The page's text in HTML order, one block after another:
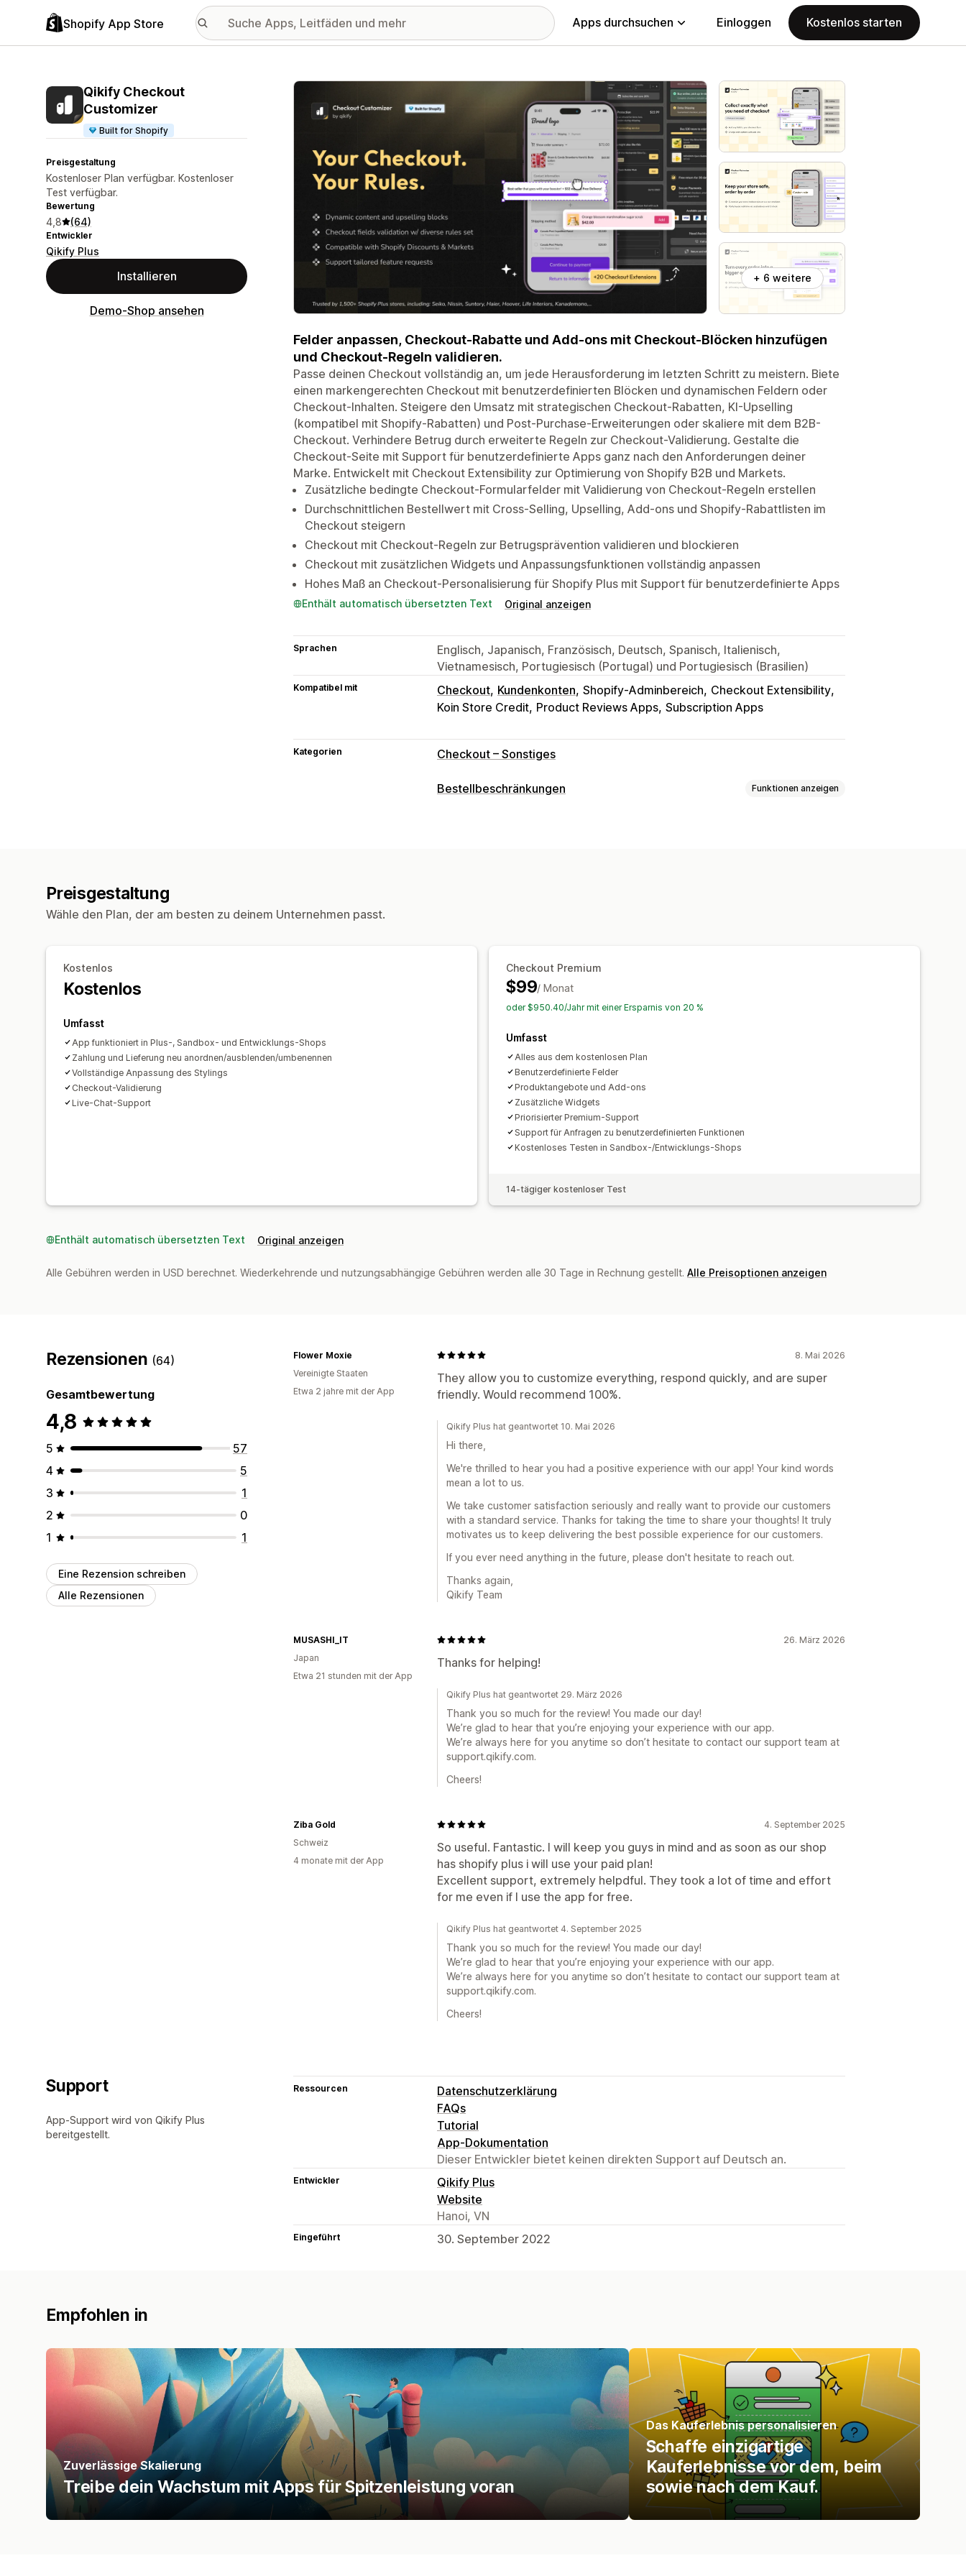
Shopify App Store Apps durchsuchen Einloggen Kostenlos starten
Qikify Checkout
Customizer
Built for Shopify
Preisgestaltung
Kostenloser Plan verfügbar. Kostenloser
Test verfügbar.
Bewertung
4,8 (64)
Entwickler
Qikify Plus
Installieren
Demo-Shop ansehen
Vorgestellte Bildergalerie
+ 6 weitere
Felder anpassen, Checkout-Rabatte und Add-ons mit Checkout-Blöcken hinzufügen
und Checkout-Regeln validieren.
Passe deinen Checkout vollständig an, um jede Herausforderung im letzten Schritt zu meistern. Biete
einen markengerechten Checkout mit benutzerdefinierten Blöcken und dynamischen Feldern oder
Checkout-Inhalten. Steigere den Umsatz mit strategischen Checkout-Rabatten, KI-Upselling
(kompatibel mit Shopify-Rabatten) und Post-Purchase-Erweiterungen oder skaliere mit dem B2B-
Checkout. Verhindere Betrug durch erweiterte Regeln zur Checkout-Validierung. Gestalte die
Checkout-Seite mit Support für benutzerdefinierte Apps ganz nach den Anforderungen deiner
Marke. Entwickelt mit Checkout Extensibility zur Optimierung von Shopify B2B und Markets.
Zusätzliche bedingte Checkout-Formularfelder mit Validierung von Checkout-Regeln erstellen
Durchschnittlichen Bestellwert mit Cross-Selling, Upselling, Add-ons und Shopify-Rabattlisten im
Checkout steigern
Checkout mit Checkout-Regeln zur Betrugsprävention validieren und blockieren
Checkout mit zusätzlichen Widgets und Anpassungsfunktionen vollständig anpassen
Hohes Maß an Checkout-Personalisierung für Shopify Plus mit Support für benutzerdefinierte Apps
Enthält automatisch übersetzten Text Original anzeigen
Sprachen
Englisch, Japanisch, Französisch, Deutsch, Spanisch, Italienisch,
Vietnamesisch, Portugiesisch (Portugal) und Portugiesisch (Brasilien)
Kompatibel mit Checkout Kundenkonten Shopify-Adminbereich Checkout Extensibility
Koin Store Credit Product Reviews Apps Subscription Apps
Kategorien Checkout – Sonstiges
Bestellbeschränkungen Funktionen anzeigen
Preisgestaltung
Wähle den Plan, der am besten zu deinem Unternehmen passt.
Kostenlos
Kostenlos
Umfasst
App funktioniert in Plus-, Sandbox- und Entwicklungs-Shops
Zahlung und Lieferung neu anordnen/ausblenden/umbenennen
Vollständige Anpassung des Stylings
Checkout-Validierung
Live-Chat-Support
Checkout Premium
$99/ Monat
oder $950.40/Jahr mit einer Ersparnis von 20 %
Umfasst
Alles aus dem kostenlosen Plan
Benutzerdefinierte Felder
Produktangebote und Add-ons
Zusätzliche Widgets
Priorisierter Premium-Support
Support für Anfragen zu benutzerdefinierten Funktionen
Kostenloses Testen in Sandbox-/Entwicklungs-Shops
14-tägiger kostenloser Test
Enthält automatisch übersetzten Text Original anzeigen
Alle Gebühren werden in USD berechnet. Wiederkehrende und nutzungsabhängige Gebühren werden alle 30 Tage in Rechnung gestellt. Alle Preisoptionen anzeigen
Rezensionen (64)
Gesamtbewertung
4,8
5
57
4
5
3
1
2
0
1
1
Eine Rezension schreiben
Alle Rezensionen
8. Mai 2026
They allow you to customize everything, respond quickly, and are super
friendly. Would recommend 100%.
Flower Moxie
Vereinigte Staaten
Etwa 2 jahre mit der App
Qikify Plus hat geantwortet 10. Mai 2026
Hi there,
We're thrilled to hear you had a positive experience with our app! Your kind words
mean a lot to us.
We take customer satisfaction seriously and really want to provide our customers
with a standard service. Thanks for taking the time to share your thoughts! It truly
motivates us to keep delivering the best possible experience for our customers.
If you ever need anything in the future, please don't hesitate to reach out.
Thanks again,
Qikify Team
26. März 2026
Thanks for helping!
MUSASHI_IT
Japan
Etwa 21 stunden mit der App
Qikify Plus hat geantwortet 29. März 2026
Thank you so much for the review! You made our day!
We’re glad to hear that you’re enjoying your experience with our app.
We’re always here for you anytime so don’t hesitate to contact our support team at
support.qikify.com.
Cheers!
4. September 2025
So useful. Fantastic. I will keep you guys in mind and as soon as our shop
has shopify plus i will use your paid plan!
Excellent support, extremely helpdful. They took a lot of time and effort
for me even if I use the app for free.
Ziba Gold
Schweiz
4 monate mit der App
Qikify Plus hat geantwortet 4. September 2025
Thank you so much for the review! You made our day!
We’re glad to hear that you’re enjoying your experience with our app.
We’re always here for you anytime so don’t hesitate to contact our support team at
support.qikify.com.
Cheers!
Support
App-Support wird von Qikify Plus
bereitgestellt.
Ressourcen
Datenschutzerklärung
FAQs
Tutorial
App-Dokumentation
Dieser Entwickler bietet keinen direkten Support auf Deutsch an.
Entwickler
Qikify Plus
Website
Hanoi, VN
Eingeführt 30. September 2022
Empfohlen in
Zuverlässige Skalierung
Treibe dein Wachstum mit Apps für Spitzenleistung voran
Das Kauferlebnis personalisieren
Schaffe einzigartige
Kauferlebnisse vor dem, beim
sowie nach dem Kauf.